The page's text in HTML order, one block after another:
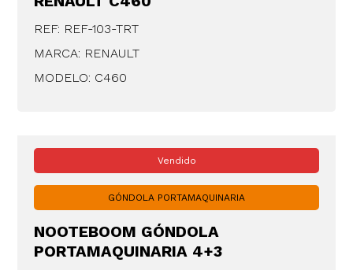
REF: REF-103-TRT
MARCA: RENAULT
MODELO: C460
Vendido
GÓNDOLA PORTAMAQUINARIA
NOOTEBOOM GÓNDOLA
PORTAMAQUINARIA 4+3